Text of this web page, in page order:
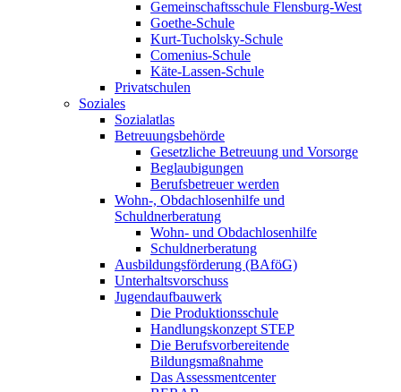
Gemeinschaftsschule Flensburg-West
Goethe-Schule
Kurt-Tucholsky-Schule
Comenius-Schule
Käte-Lassen-Schule
Privatschulen
Soziales
Sozialatlas
Betreuungsbehörde
Gesetzliche Betreuung und Vorsorge
Beglaubigungen
Berufsbetreuer werden
Wohn-, Obdachlosenhilfe und
Schuldnerberatung
Wohn- und Obdachlosenhilfe
Schuldnerberatung
Ausbildungsförderung (BAföG)
Unterhaltsvorschuss
Jugendaufbauwerk
Die Produktionsschule
Handlungskonzept STEP
Die Berufsvorbereitende
Bildungsmaßnahme
Das Assessmentcenter